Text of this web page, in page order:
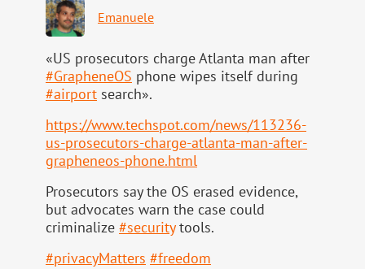
Emanuele
«US prosecutors charge Atlanta man after
#GrapheneOS phone wipes itself during
#airport search».
https://www.techspot.com/news/113236-
us-prosecutors-charge-atlanta-man-after-
grapheneos-phone.html
Prosecutors say the OS erased evidence,
but advocates warn the case could
criminalize #securitytools.
#privacyMatters #freedom